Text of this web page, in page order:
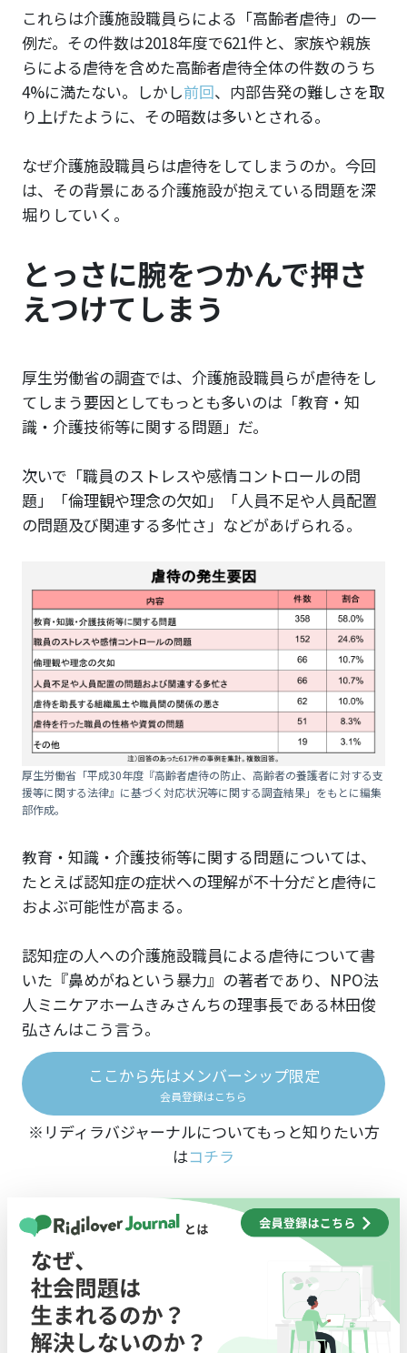
これらは介護施設職員らによる「高齢者虐待」の一
例だ。その件数は2018年度で621件と、家族や親族
らによる虐待を含めた高齢者虐待全体の件数のうち
4%に満たない。しかし前回、内部告発の難しさを取
り上げたように、その暗数は多いとされる。
なぜ介護施設職員らは虐待をしてしまうのか。今回
は、その背景にある介護施設が抱えている問題を深
堀りしていく。
とっさに腕をつかんで押さ
えつけてしまう
厚生労働省の調査では、介護施設職員らが虐待をし
てしまう要因としてもっとも多いのは「教育・知
識・介護技術等に関する問題」だ。
次いで「職員のストレスや感情コントロールの問
題」「倫理観や理念の欠如」「人員不足や人員配置
の問題及び関連する多忙さ」などがあげられる。
厚生労働省「平成30年度『高齢者虐待の防止、高齢者の養護者に対する支
援等に関する法律』に基づく対応状況等に関する調査結果」をもとに編集
部作成。
教育・知識・介護技術等に関する問題については、
たとえば認知症の症状への理解が不十分だと虐待に
およぶ可能性が高まる。
認知症の人への介護施設職員による虐待について書
いた『鼻めがねという暴力』の著者であり、NPO法
人ミニケアホームきみさんちの理事長である林田俊
弘さんはこう言う。
ここから先はメンバーシップ限定
会員登録はこちら
※リディラバジャーナルについてもっと知りたい方
はコチラ